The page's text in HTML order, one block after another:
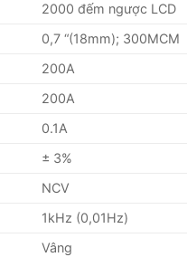
2000 đếm ngược LCD
0,7 “(18mm); 300MCM
200A
200A
0.1A
± 3%
NCV
1kHz (0,01Hz)
Vâng